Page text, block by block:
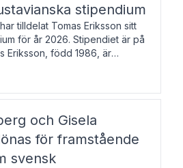
stipendium
tilldelat Tomas Eriksson sitt
för år 2026. Stipendiet är på
Eriksson, född 1986, är
och författare och
Syndabocken.
och Gisela
för framstående
svensk